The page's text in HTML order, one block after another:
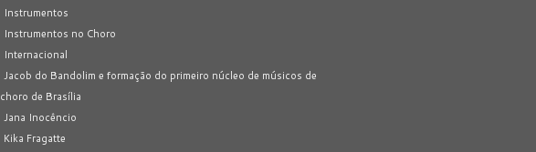
Instrumentos
Instrumentos no Choro
Internacional
Jacob do Bandolim e formação do primeiro núcleo de músicos de
choro de Brasília
Jana Inocêncio
Kika Fragatte